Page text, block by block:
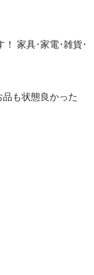
家具･家電･雑貨･
も状態良かった